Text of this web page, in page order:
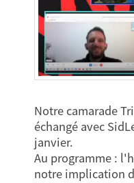
Notre camarade
échangé avec
janvier.
Au programme :
notre implication